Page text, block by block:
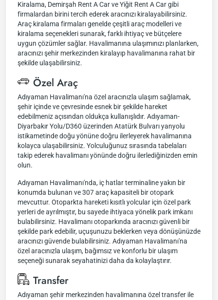
Kiralama, Demirşah Rent A Car ve Yiğit Rent A Car gibi
firmalardan birini tercih ederek aracınızı kiralayabilirsiniz.
Araç kiralama firmaları genelde çeşitli araç modelleri ve
kiralama seçenekleri sunarak, farklı ihtiyaç ve bütçelere
uygun çözümler sağlar. Havalimanına ulaşımınızı planlarken,
aracınızı şehir merkezinden kiralayıp havalimanına rahat bir
şekilde ulaşabilirsiniz.
Özel Araç
Adıyaman Havalimanı'na özel aracınızla ulaşım sağlamak,
şehir içinde ve çevresinde esnek bir şekilde hareket
edebilmeniz açısından oldukça kullanışlıdır. Adıyaman-
Diyarbakır Yolu/D360 üzerinden Atatürk Bulvarı yanyolu
istikametinde doğu yönüne doğru ilerleyerek havalimanına
kolayca ulaşabilirsiniz. Yolculuğunuz sırasında tabelaları
takip ederek havalimanı yönünde doğru ilerlediğinizden emin
olun.
Adıyaman Havalimanı'nda, iç hatlar terminaline yakın bir
konumda bulunan ve 307 araç kapasiteli bir otopark
mevcuttur. Otoparkta hareketi kısıtlı yolcular için özel park
yerleri de ayrılmıştır, bu sayede ihtiyaca yönelik park imkanı
bulabilirsiniz. Havalimanı otoparkında aracınızı güvenli bir
şekilde park edebilir, uçuşunuzu beklerken veya dönüşünüzde
aracınızı güvende bulabilirsiniz. Adıyaman Havalimanı'na
özel aracınızla ulaşım, bağımsız ve konforlu bir ulaşım
seçeneği sunarak seyahatinizi daha da kolaylaştırır.
Transfer
Adıyaman şehir merkezinden havalimanına özel transfer ile